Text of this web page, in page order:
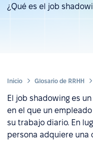
¿Qué es el job
Inicio Glosario de RRHH
El job shadowing es
en el que un
su trabajo diario. En
persona adquiere una